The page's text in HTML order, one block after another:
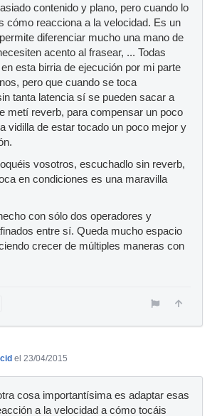
contenido y plano, pero cuando lo
cómo reacciona a la velocidad. Es un
diferenciar mucho una mano de
acento al frasear, ... Todas
esta birria de ejecución por mi parte
pero que cuando se toca
tanta latencia sí se pueden sacar a
metí reverb, para compensar un poco
vidilla de estar tocado un poco mejor y
vosotros, escuchadlo sin reverb,
en condiciones es una maravilla
con sólo dos operadores y
entre sí. Queda mucho espacio
crecer de múltiples maneras con
el 23/04/2015
cosa importantísima es adaptar esas
a la velocidad a cómo tocáis